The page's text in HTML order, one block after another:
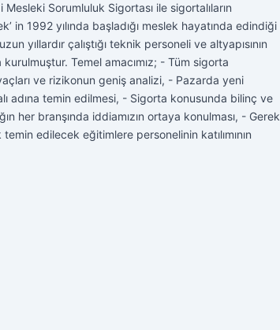
Sorumluluk Sigortası ile sigortalıların
1992 yılında başladığı meslek hayatında edindiği
yıllardır çalıştığı teknik personeli ve altyapısının
Temel amacımız; - Tüm sigorta
ve rizikonun geniş analizi, - Pazarda yeni
adına temin edilmesi, - Sigorta konusunda bilinç ve
her branşında iddiamızın ortaya konulması, - Gerek
edilecek eğitimlere personelinin katılımının